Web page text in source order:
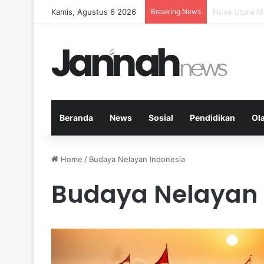
Kamis, Agustus 6 2026 Breaking News Memperkuat
Beranda News Sosial Pendidikan
Home / Budaya Nelayan Indonesia
Budaya